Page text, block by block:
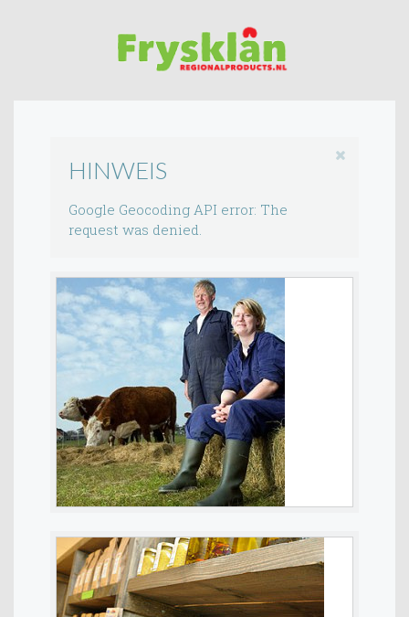
HINWEIS
Google Geocoding API error: The
request was denied.